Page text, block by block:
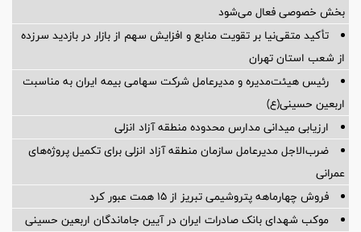
بخش خصوصی فعال می‌شود
تأکید متقی‌نیا بر تقویت منابع و افزایش سهم از بازار در بازدید سرزده
از شعب استان تهران
رئیس هیئت‌مدیره و مدیرعامل شرکت سهامی بیمه ایران به مناسبت
اربعین حسینی(ع)
ارزیابی میدانی مدارس محدوده منطقه آزاد انزلی
ضرب‌الاجل مدیرعامل سازمان منطقه آزاد انزلی برای تكمیل پروژه‌های
عمرانی
فروش چهارماهه پتروشیمی تبریز از ۱۵ همت عبور کرد
موکب شهدای بانک صادرات ایران در آیین جاماندگان اربعین حسینی